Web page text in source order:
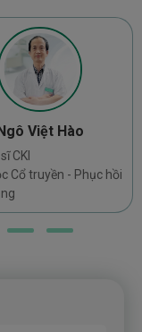
Việt Hào
CKI
Cổ truyền - Phục hồi